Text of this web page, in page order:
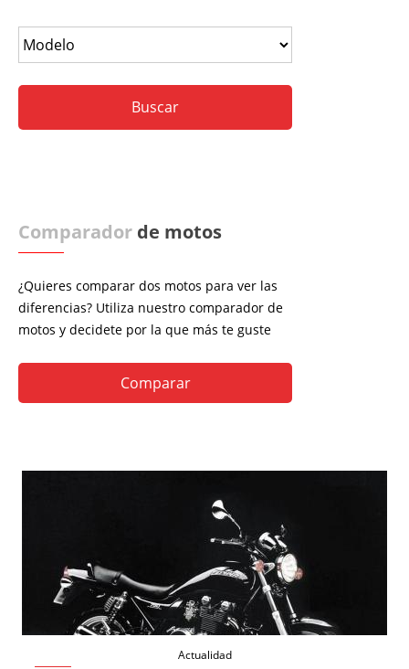
Comparador de motos
¿Quieres comparar dos motos para ver las
diferencias? Utiliza nuestro comparador de
motos y decidete por la que más te guste
Comparar
Actualidad